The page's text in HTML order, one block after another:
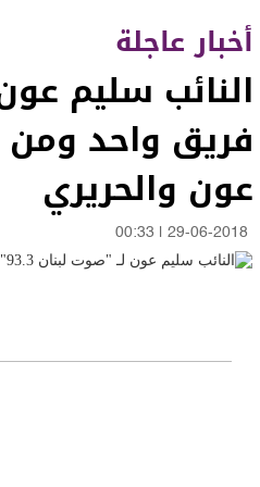
أخبار عاجلة
فريق واحد ومن
عون والحريري
29-06-2018
00:33